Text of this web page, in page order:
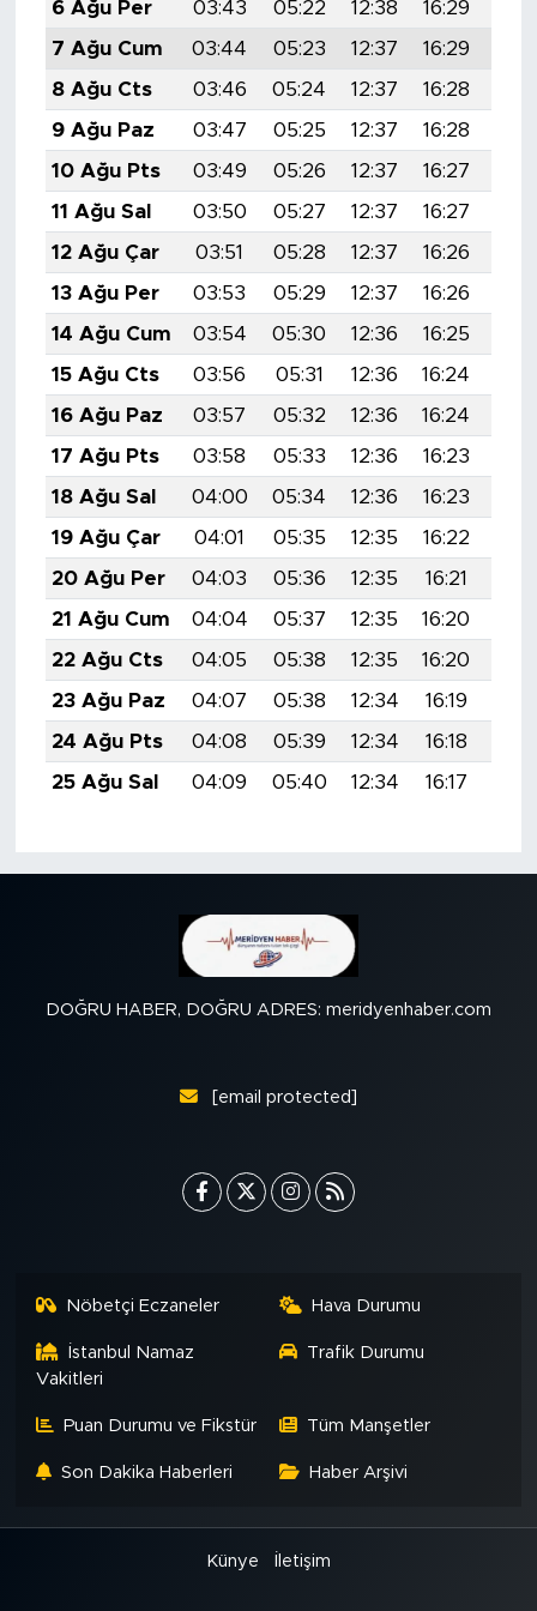
6 Ağu Per
03:43 05:22 12:38 16:29
7 Ağu Cum
03:44 05:23 12:37 16:29
8 Ağu Cts
03:46 05:24 12:37 16:28
9 Ağu Paz
03:47 05:25 12:37 16:28
10 Ağu Pts
03:49 05:26 12:37 16:27
11 Ağu Sal
03:50 05:27 12:37 16:27
12 Ağu Çar
03:51 05:28 12:37 16:26
13 Ağu Per
03:53 05:29 12:37 16:26
14 Ağu Cum
03:54 05:30 12:36 16:25
15 Ağu Cts
03:56 05:31 12:36 16:24
16 Ağu Paz
03:57 05:32 12:36 16:24
17 Ağu Pts
03:58 05:33 12:36 16:23
18 Ağu Sal
04:00 05:34 12:36 16:23
19 Ağu Çar
04:01 05:35 12:35 16:22
20 Ağu Per
04:03 05:36 12:35 16:21
21 Ağu Cum
04:04 05:37 12:35 16:20
22 Ağu Cts
04:05 05:38 12:35 16:20
23 Ağu Paz
04:07 05:38 12:34 16:19
24 Ağu Pts
04:08 05:39 12:34 16:18
25 Ağu Sal
04:09 05:40 12:34 16:17
DOĞRU HABER, DOĞRU ADRES: meridyenhaber.com
[email protected]
Nöbetçi Eczaneler Hava Durumu
İstanbul Namaz
Vakitleri
Trafik Durumu
Puan Durumu ve Fikstür Tüm Manşetler
Son Dakika Haberleri Haber Arşivi
Künye İletişim